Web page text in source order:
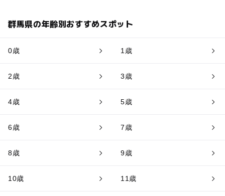
群馬県の年齢別おすすめスポット
0歳 1歳
2歳 3歳
4歳 5歳
6歳 7歳
8歳 9歳
10歳 11歳